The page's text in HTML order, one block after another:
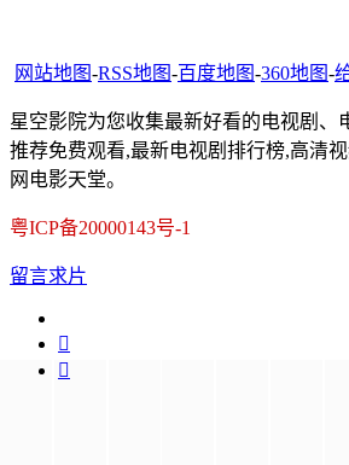
网站地图-RSS地图-百度地图-360地图-
星空影院为您收集最新好看的电视剧、
推荐免费观看,最新电视剧排行榜,高清
网电影天堂。
粤ICP备20000143号-1
留言求片

